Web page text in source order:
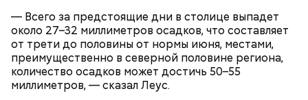
— Всего за предстоящие дни в столице выпадет
около 27–32 миллиметров осадков, что составляет
от трети до половины от нормы июня, местами,
преимущественно в северной половине региона,
количество осадков может достичь 50–55
миллиметров, — сказал Леус.
Если большую часть работы выполняют роботы, то
что же остается людям?
В 1979 году впервые прошел фестиваль
современной музыки «Московская осень», на